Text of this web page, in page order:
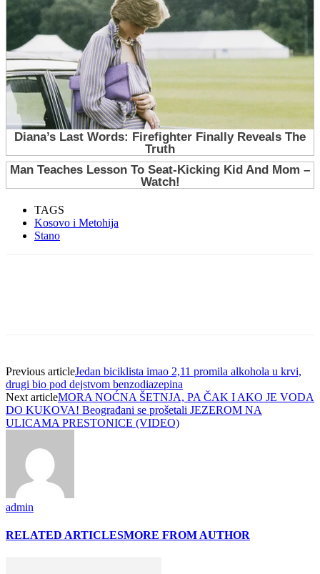
TAGS
Kosovo i Metohija
Stano
Previous articleJedan biciklista imao 2,11 promila alkohola u krvi,
drugi bio pod dejstvom benzodiazepina
Next articleMORA NOĆNA ŠETNJA, PA ČAK I AKO JE VODA
DO KUKOVA! Beograđani se prošetali JEZEROM NA
ULICAMA PRESTONICE (VIDEO)
admin
RELATED ARTICLESMORE FROM AUTHOR